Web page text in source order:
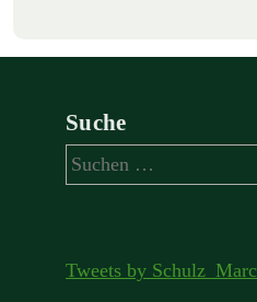
Suche
Suchen
nach:
Tweets by Schulz_Marc